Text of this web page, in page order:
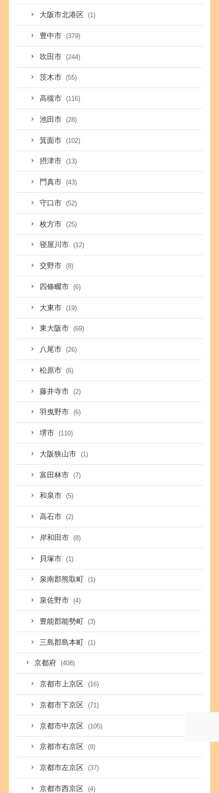
大阪市北港区 (1)
豊中市 (379)
吹田市 (244)
茨木市 (55)
高槻市 (116)
池田市 (28)
箕面市 (102)
摂津市 (13)
門真市 (43)
守口市 (52)
枚方市 (25)
寝屋川市 (12)
交野市 (8)
四條畷市 (6)
大東市 (19)
東大阪市 (69)
八尾市 (26)
松原市 (6)
藤井寺市 (2)
羽曳野市 (6)
堺市 (110)
大阪狭山市 (1)
富田林市 (7)
和泉市 (5)
高石市 (2)
岸和田市 (8)
貝塚市 (1)
泉南郡熊取町 (1)
泉佐野市 (4)
豊能郡能勢町 (3)
三島郡島本町 (1)
京都府 (408)
京都市上京区 (16)
京都市下京区 (71)
京都市中京区 (105)
京都市右京区 (8)
京都市左京区 (37)
京都市西京区 (4)